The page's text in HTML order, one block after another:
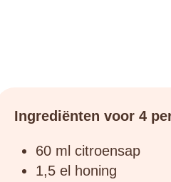
Ingrediënten voor 4
60 ml citroensap
1,5 el honing